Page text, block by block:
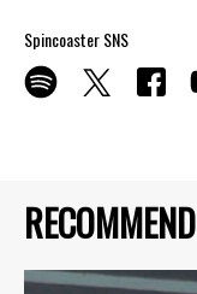
RECOMMEND
Spincoaster SNS